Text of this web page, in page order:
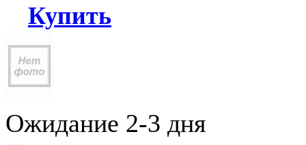
Купить
Ожидание 2-3 дня